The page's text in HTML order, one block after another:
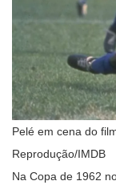
Pelé em cena do
Reprodução/IMDB
Na Copa de 1962